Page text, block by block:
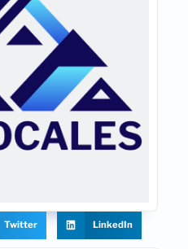
Twitter LinkedIn